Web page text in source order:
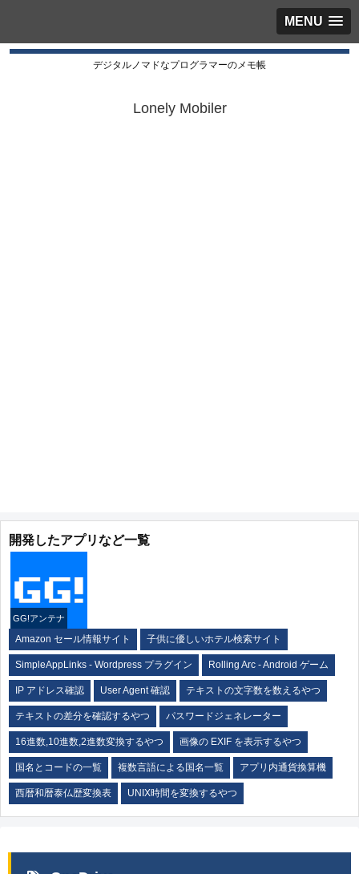
MENU
デジタルノマドなプログラマーのメモ帳
Lonely Mobiler
開発したアプリなど一覧
GG!アンテナ
Amazon セール情報サイト 子供に優しいホテル検索サイト
SimpleAppLinks - Wordpress プラグイン Rolling Arc - Android ゲーム
IP アドレス確認 User Agent 確認 テキストの文字数を数えるやつ
テキストの差分を確認するやつ パスワードジェネレーター
16進数,10進数,2進数変換するやつ 画像の EXIF を表示するやつ
国名とコードの一覧 複数言語による国名一覧 アプリ内通貨換算機
西暦和暦泰仏歴変換表 UNIX時間を変換するやつ